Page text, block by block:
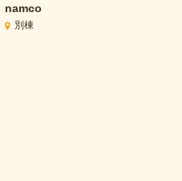
namco
別棟